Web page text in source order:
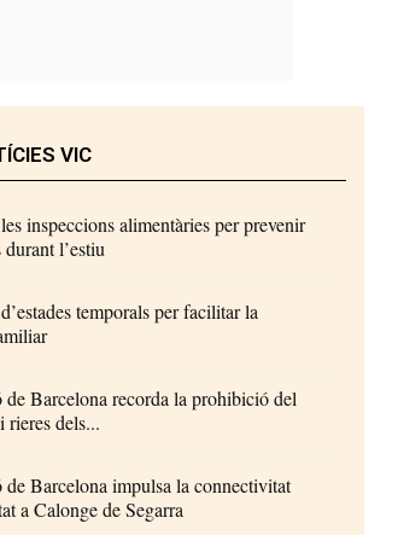
VIC
inspeccions alimentàries per prevenir
l’estiu
temporals per facilitar la
Barcelona recorda la prohibició del
rieres dels...
Barcelona impulsa la connectivitat
a Calonge de Segarra